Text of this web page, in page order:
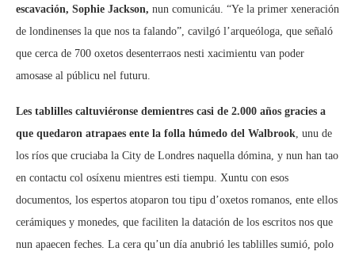
escavación, Sophie Jackson, nun comunicáu. “Ye la primer xeneración
de londinenses la que nos ta falando”, cavilgó l’arqueóloga, que señaló
que cerca de 700 oxetos desenterraos nesti xacimientu van poder
amosase al públicu nel futuru.
Les tablilles caltuviéronse demientres casi de 2.000 años gracies a
que quedaron atrapaes ente la folla húmedo del Walbrook , unu de
los ríos que cruciaba la City de Londres naquella dómina, y nun han tao
en contactu col osíxenu mientres esti tiempu. Xuntu con esos
documentos, los espertos atoparon tou tipu d’oxetos romanos, ente ellos
cerámiques y monedes, que faciliten la datación de los escritos nos que
nun apaecen feches. La cera qu’un día anubrió les tablilles sumió, polo